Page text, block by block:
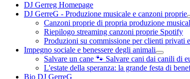
DJ Gerreg Homepage
DJ GerreG - Produzione musicale e canzoni proprie
Canzoni proprie di propria produzione
Riepilogo streaming canzoni proprie Spotify
Produzioni su commissione per clienti privati
Impegno sociale e benessere degli animali
Salvare un cane 🐾 Salvare cani dai canili di
L'estate della speranza: la grande festa di
Bio DJ GerreG